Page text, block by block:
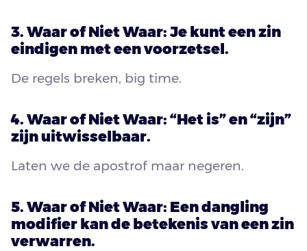
3. Waar of Niet Waar: Je kunt een zin
eindigen met een voorzetsel.
De regels breken, big time.
4. Waar of Niet Waar: “Het is” en “zijn”
zijn uitwisselbaar.
Laten we de apostrof maar negeren.
5. Waar of Niet Waar: Een dangling
modifier kan de betekenis van een zin
verwarren.